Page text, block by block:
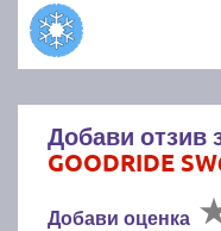
Добави отзив
GOODRIDE
Добави оценка